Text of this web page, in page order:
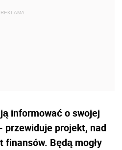
informować o swojej
przewiduje projekt, nad
Będą mogły